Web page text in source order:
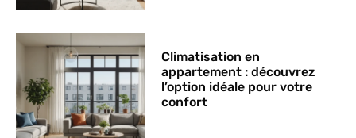
Climatisation en
appartement : découvrez
l’option idéale pour votre
confort